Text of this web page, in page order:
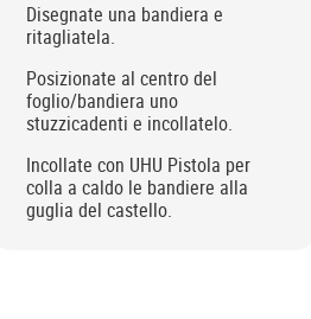
Disegnate una bandiera e
ritagliatela.
Posizionate al centro del
foglio/bandiera uno
stuzzicadenti e incollatelo.
Incollate con UHU Pistola per
colla a caldo le bandiere alla
guglia del castello.